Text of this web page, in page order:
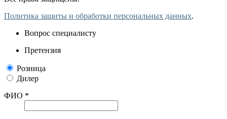
Политика защиты и обработки персональных данных.
Вопрос специалисту
Претензия
Розница
Дилер
ФИО *